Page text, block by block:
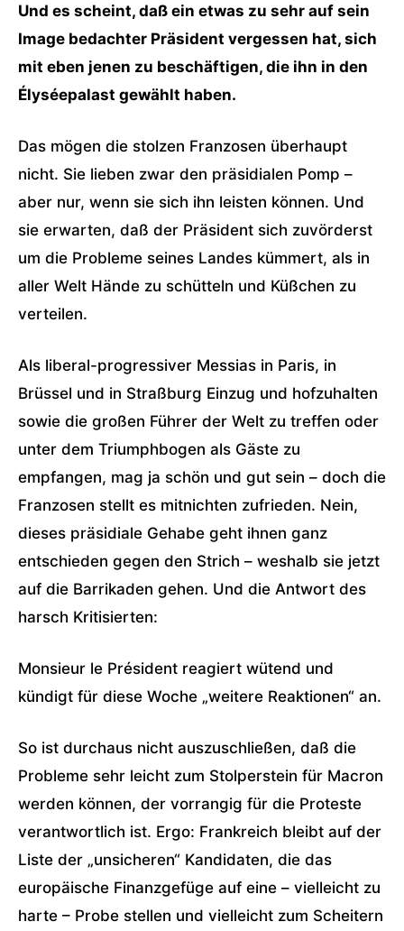
Und es scheint, daß ein etwas zu sehr auf sein
Image bedachter Präsident vergessen hat, sich
mit eben jenen zu beschäftigen, die ihn in den
Élyséepalast gewählt haben.
Das mögen die stolzen Franzosen überhaupt
nicht. Sie lieben zwar den präsidialen Pomp –
aber nur, wenn sie sich ihn leisten können. Und
sie erwarten, daß der Präsident sich zuvörderst
um die Probleme seines Landes kümmert, als in
aller Welt Hände zu schütteln und Küßchen zu
verteilen.
Als liberal-progressiver Messias in Paris, in
Brüssel und in Straßburg Einzug und hofzuhalten
sowie die großen Führer der Welt zu treffen oder
unter dem Triumphbogen als Gäste zu
empfangen, mag ja schön und gut sein – doch die
Franzosen stellt es mitnichten zufrieden. Nein,
dieses präsidiale Gehabe geht ihnen ganz
entschieden gegen den Strich – weshalb sie jetzt
auf die Barrikaden gehen. Und die Antwort des
harsch Kritisierten:
Monsieur le Président reagiert wütend und
kündigt für diese Woche „weitere Reaktionen“ an.
So ist durchaus nicht auszuschließen, daß die
Probleme sehr leicht zum Stolperstein für Macron
werden können, der vorrangig für die Proteste
verantwortlich ist. Ergo: Frankreich bleibt auf der
Liste der „unsicheren“ Kandidaten, die das
europäische Finanzgefüge auf eine – vielleicht zu
harte – Probe stellen und vielleicht zum Scheitern